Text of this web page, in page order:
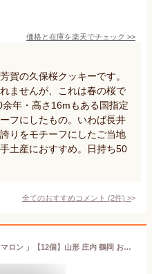
価格と在庫を楽天でチェック >>
賀の久保桜クッキーです。
ませんが、これは春の桜で
年・高さ16mもある国指定
フにしたもの。いわば長井
りをモチーフにしたご当地
土産におすすめ。日持ち50
全てのおすすめコメント (2件) >
25日はポイント5倍！木村屋 「 マロン 」【12個】山形 庄内 鶴岡 お土産 銘菓 山形を代表するお菓子 お取り寄せ 特産品 グルメ スイーツ